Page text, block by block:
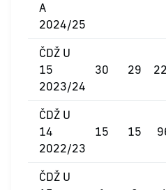
A
2024/25
ČDŽ U
15
2023/24
30 29
ČDŽ U
14
2022/23
15 15
ČDŽ U